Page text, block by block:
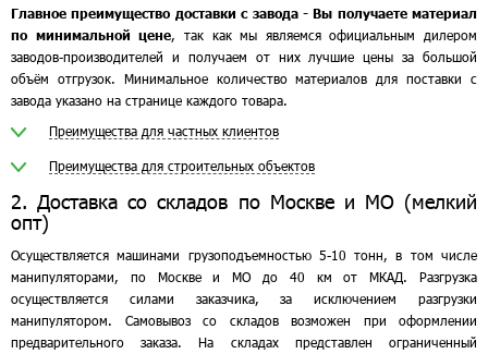
Главное преимущество доставки с завода - Вы получаете материал
по минимальной цене, так как мы являемся официальным дилером
заводов-производителей и получаем от них лучшие цены за большой
объём отгрузок. Минимальное количество материалов для поставки с
завода указано на странице каждого товара.
Преимущества для частных клиентов
Преимущества для строительных объектов
2. Доставка со складов по Москве и МО (мелкий
опт)
Осуществляется машинами грузоподъемностью 5-10 тонн, в том числе
манипуляторами, по Москве и МО до 40 км от МКАД. Разгрузка
осуществляется силами заказчика, за исключением разгрузки
манипулятором. Самовывоз со складов возможен при оформлении
предварительного заказа. На складах представлен ограниченный